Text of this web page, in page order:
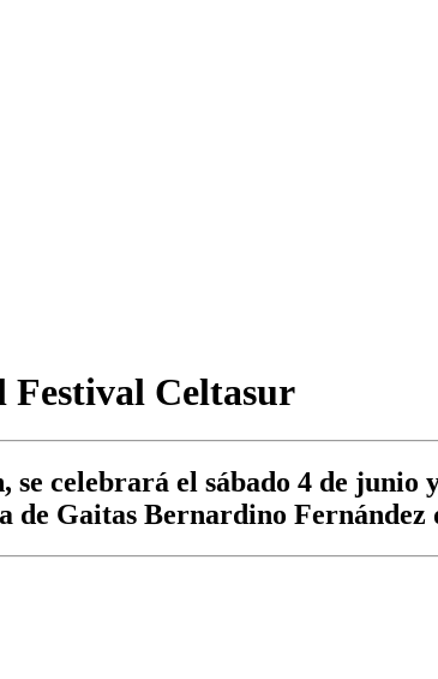
Festival Celtasur
celebrará el sábado 4 de junio
de Gaitas Bernardino